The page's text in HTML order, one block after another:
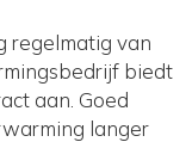
regelmatig van
biedt
aan. Goed
langer